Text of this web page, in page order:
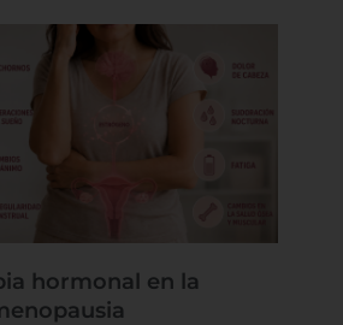
hormonal en la